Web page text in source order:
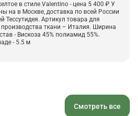
в стиле Valentino - цена 5 400 ₽ У
на в Москве, доставка по всей России
Тессутидея. Артикул товара для
производства ткани – Италия. Ширина
- Вискоза 45% полиамид 55%.
- 5.5 м
Смотреть все